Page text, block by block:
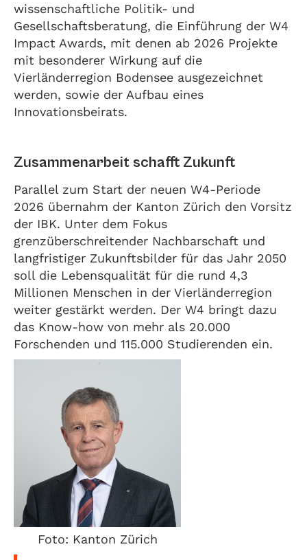
wissenschaftliche Politik- und
Gesellschaftsberatung, die Einführung der W4
Impact Awards, mit denen ab 2026 Projekte
mit besonderer Wirkung auf die
Vierländerregion Bodensee ausgezeichnet
werden, sowie der Aufbau eines
Innovationsbeirats.
Zusammenarbeit schafft Zukunft
Parallel zum Start der neuen W4-Periode
2026 übernahm der Kanton Zürich den Vorsitz
der IBK. Unter dem Fokus
grenzüberschreitender Nachbarschaft und
langfristiger Zukunftsbilder für das Jahr 2050
soll die Lebensqualität für die rund 4,3
Millionen Menschen in der Vierländerregion
weiter gestärkt werden. Der W4 bringt dazu
das Know-how von mehr als 20.000
Forschenden und 115.000 Studierenden ein.
Foto: Kanton Zürich